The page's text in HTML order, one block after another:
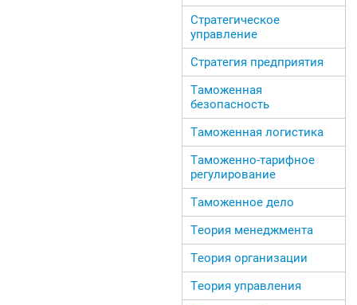
Стратегическое
управление
Стратегия предприятия
Таможенная
безопасность
Таможенная логистика
Таможенно-тарифное
регулирование
Таможенное дело
Теория менеджмента
Теория организации
Теория управления